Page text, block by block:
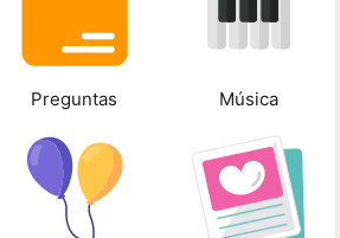
Preguntas Música